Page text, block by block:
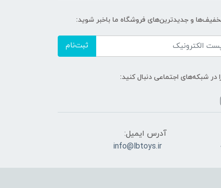
و جدیدترین‌های فروشگاه ما باخبر شوید:
ثبت‌نام
در شبکه‌های اجتماعی دنبال کنید:
آدرس ایمیل:
info@lbtoys.ir